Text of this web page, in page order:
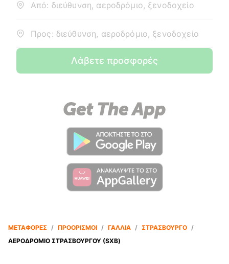
Από: διεύθυνση, αεροδρόμιο, ξενοδοχείο
Προς: διεύθυνση, αεροδρόμιο, ξενοδοχείο
Λάβετε προσφορές
ΜΕΤΑΦΟΡΈΣ / ΠΡΟΟΡΙΣΜΟΊ / ΓΑΛΛΊΑ / ΣΤΡΑΣΒΟΎΡΓΟ /
ΑΕΡΟΔΡΌΜΙΟ ΣΤΡΑΣΒΟΎΡΓΟΥ (SXB)